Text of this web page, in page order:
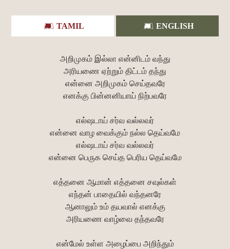
TAMIL ENGLISH
அறிமுகம் இல்லா என்னிடம் வந்து
அரியணை ஏற்றும் திட்டம் தந்து
என்னை அறிமுகம் செய்தவரே
எனக்கு பின்னனியாய் நிற்பவரே
எல்ஷடாய் சர்வ வல்லவர்
என்னை வாழ வைக்கும் நல்ல தெய்வமே
எல்ஷடாய் சர்வ வல்லவர்
என்னை பெருக செய்த பெரிய தெய்வமே
எத்தனை ஆமான் எத்தனை சவுல்கள்
எந்தன் பாதையில் வந்தனரே
ஆனாலும் உம் தயவால் எனக்கு
அரியணை வாழ்வை தந்தவரே
என்மேல் உள்ள அழைப்பை அறிந்தும்